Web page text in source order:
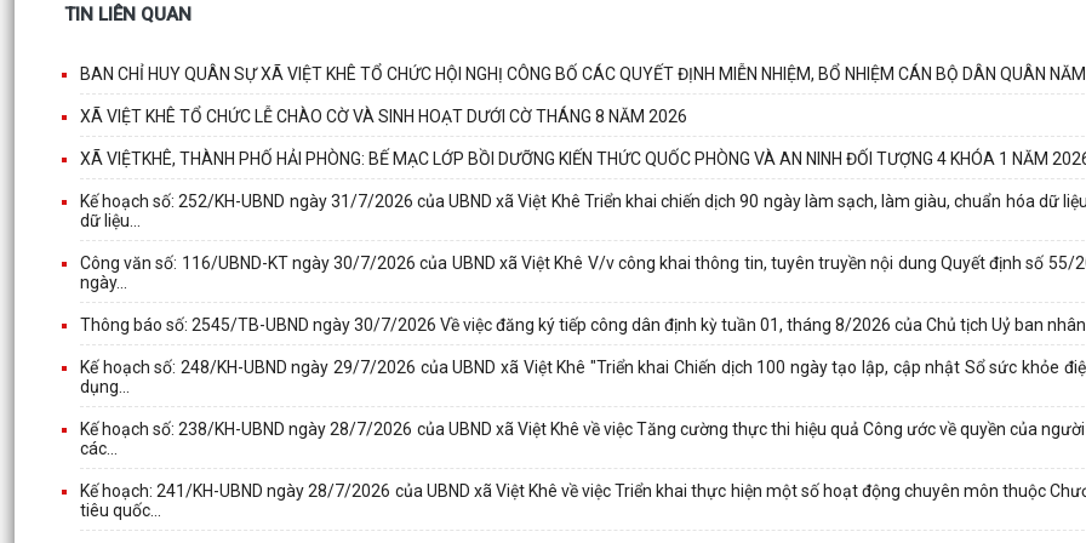
TIN LIÊN QUAN
BAN CHỈ HUY QUÂN SỰ XÃ VIỆT KHÊ TỔ CHỨC HỘI NGHỊ CÔNG BỐ CÁC QUYẾT ĐỊNH MIỄN NHIỆM, BỔ NHIỆM CÁN BỘ DÂN QUÂN
XÃ VIỆT KHÊ TỔ CHỨC LỄ CHÀO CỜ VÀ SINH HOẠT DƯỚI CỜ THÁNG 8 NĂM 2026
XÃ VIỆTKHÊ, THÀNH PHỐ HẢI PHÒNG: BẾ MẠC LỚP BỒI DƯỠNG KIẾN THỨC QUỐC PHÒNG VÀ AN NINH ĐỐI TƯỢNG 4 KHÓA 1 NĂM
Kế hoạch số: 252/KH-UBND ngày 31/7/2026 của UBND xã Việt Khê Triển khai chiến dịch 90 ngày làm sạch, làm giàu, chuẩn hóa dữ
dữ liệu...
Công văn số: 116/UBND-KT ngày 30/7/2026 của UBND xã Việt Khê V/v công khai thông tin, tuyên truyền nội dung Quyết định số 55/
ngày...
Thông báo số: 2545/TB-UBND ngày 30/7/2026 Về việc đăng ký tiếp công dân định kỳ tuần 01, tháng 8/2026 của Chủ tịch Uỷ ban
Kế hoạch số: 248/KH-UBND ngày 29/7/2026 của UBND xã Việt Khê "Triển khai Chiến dịch 100 ngày tạo lập, cập nhật Sổ sức khỏe
dụng...
Kế hoạch số: 238/KH-UBND ngày 28/7/2026 của UBND xã Việt Khê về việc Tăng cường thực thi hiệu quả Công ước về quyền của
các...
Kế hoạch: 241/KH-UBND ngày 28/7/2026 của UBND xã Việt Khê về việc Triển khai thực hiện một số hoạt động chuyên môn thuộc
tiêu quốc...